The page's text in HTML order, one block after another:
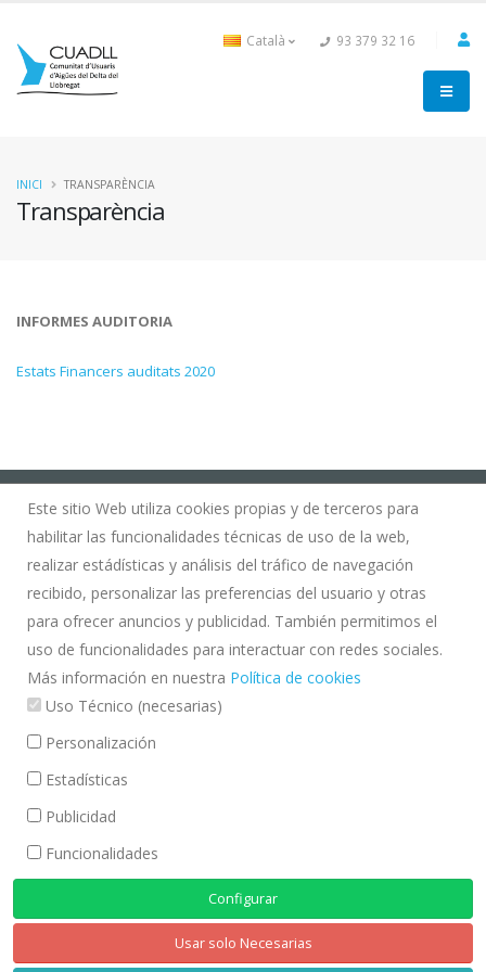
Català 93 379 32 16
Transparència
INICI TRANSPARÈNCIA
INFORMES AUDITORIA
Estats Financers auditats 2020
SOBRE NOSALTRES
La Comunitat d'Usuaris d'Aigües de la Vall Baixa i Delta del Llobregat
(CUADLL) és una corporació de dret públic emparada per la normativa
d'aigües i adscrita a l'Agència Catalana de l'Aigua
Avís legal
Política de Privacitat
Política de cookies
CONTACTE
Carrer de Pau Casals, 14-16 Local.
08820 El Prat de Llobregat (Barcelona)
Este sitio Web utiliza cookies propias y de terceros para
habilitar las funcionalidades técnicas de uso de la web,
realizar estádísticas y análisis del tráfico de navegación
recibido, personalizar las preferencias del usuario y otras
para ofrecer anuncios y publicidad. También permitimos el
uso de funcionalidades para interactuar con redes sociales.
Más información en nuestra Política de cookies
Uso Técnico (necesarias)
Personalización
Estadísticas
Publicidad
Funcionalidades
Configurar
Usar solo Necesarias